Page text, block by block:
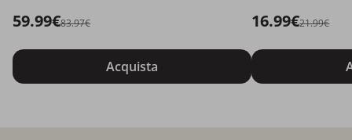
59.99€83.97€
Acquista
16.99€21.99€